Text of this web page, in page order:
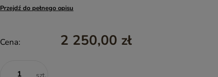
Przejdź do pełnego opisu
Cena: 2 250,00 zł